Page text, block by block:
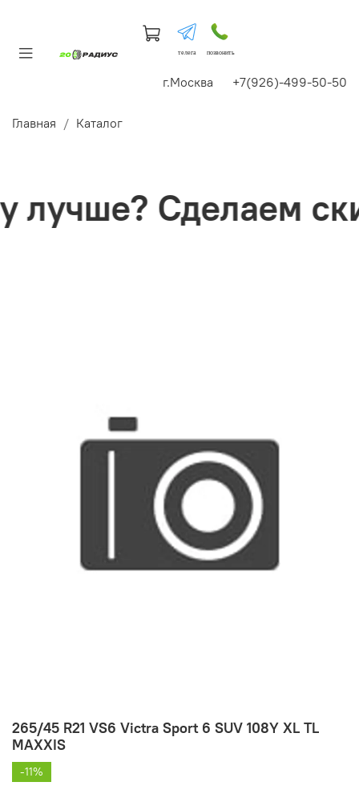
телега позвонить
г.Москва +7(926)-499-50-50
Главная Каталог
Сделаем
265/45 R21 VS6 Victra Sport 6 SUV 108Y XL TL
MAXXIS
-11%